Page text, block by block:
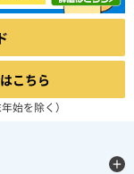
こちら
始を除く）